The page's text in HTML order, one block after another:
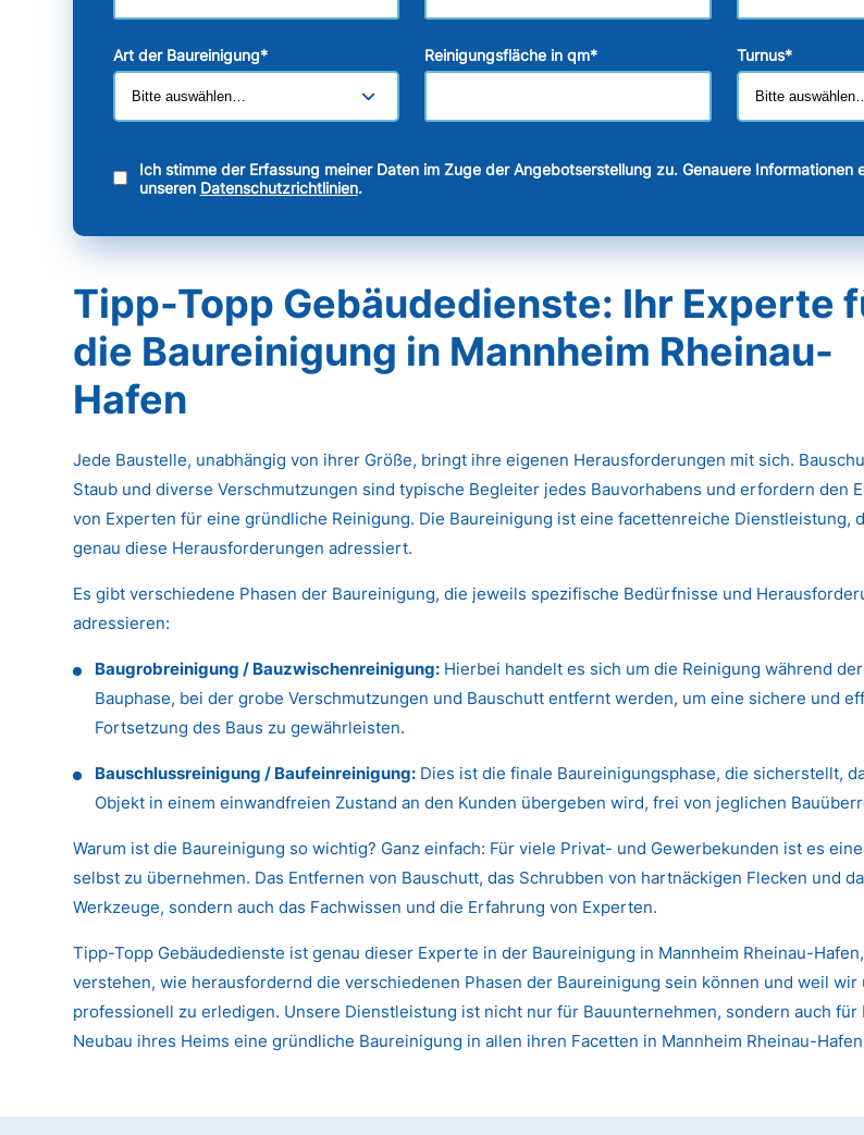
Art der Baureinigung* Reinigungsfläche in qm* Turnus*
Ich stimme der Erfassung meiner Daten im Zuge der Angebotserstellung zu. Genauere Informationen
unseren Datenschutzrichtlinien.
Tipp-Topp Gebäudedienste: Ihr Experte
die Baureinigung in Mannheim Rheinau-
Hafen
Jede Baustelle, unabhängig von ihrer Größe, bringt ihre eigenen Herausforderungen mit sich.
Staub und diverse Verschmutzungen sind typische Begleiter jedes Bauvorhabens und erfordern den
von Experten für eine gründliche Reinigung. Die Baureinigung ist eine facettenreiche Dienstleistung,
genau diese Herausforderungen adressiert.
Es gibt verschiedene Phasen der Baureinigung, die jeweils spezifische Bedürfnisse und
adressieren:
Baugrobreinigung / Bauzwischenreinigung: Hierbei handelt es sich um die Reinigung während der
Bauphase, bei der grobe Verschmutzungen und Bauschutt entfernt werden, um eine sichere und
Fortsetzung des Baus zu gewährleisten.
Bauschlussreinigung / Baufeinreinigung: Dies ist die finale Baureinigungsphase, die sicherstellt,
Objekt in einem einwandfreien Zustand an den Kunden übergeben wird, frei von jeglichen
Warum ist die Baureinigung so wichtig? Ganz einfach: Für viele Privat- und Gewerbekunden ist es
selbst zu übernehmen. Das Entfernen von Bauschutt, das Schrubben von hartnäckigen Flecken und
Werkzeuge, sondern auch das Fachwissen und die Erfahrung von Experten.
Tipp-Topp Gebäudedienste ist genau dieser Experte in der Baureinigung in Mannheim Rheinau-
verstehen, wie herausfordernd die verschiedenen Phasen der Baureinigung sein können und weil
professionell zu erledigen. Unsere Dienstleistung ist nicht nur für Bauunternehmen, sondern auch
Neubau ihres Heims eine gründliche Baureinigung in allen ihren Facetten in Mannheim Rheinau-